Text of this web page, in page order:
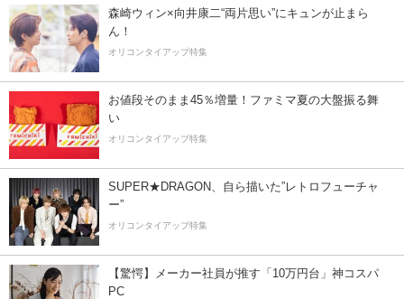
森崎ウィン×向井康二“両片思い”にキュンが止まら
ん！
オリコンタイアップ特集
お値段そのまま45％増量！ファミマ夏の大盤振る舞
い
オリコンタイアップ特集
SUPER★DRAGON、自ら描いた”レトロフューチャ
ー”
オリコンタイアップ特集
【驚愕】メーカー社員が推す「10万円台」神コスパ
PC